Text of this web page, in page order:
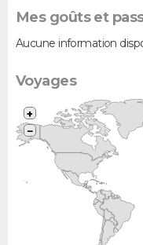
Mes goûts et
Aucune information
Voyages
+
−